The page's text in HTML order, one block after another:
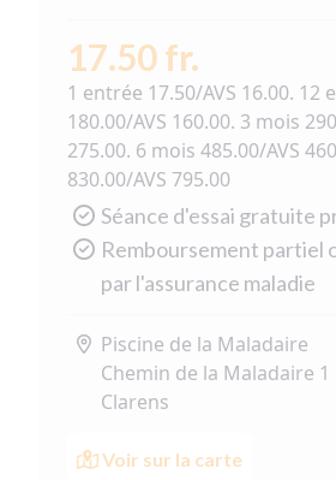
17.50 fr.
1 entrée 17.50/AVS 16.00. 12
180.00/AVS 160.00. 3 mois
275.00. 6 mois 485.00/AVS
830.00/AVS 795.00
Séance d'essai gratuite
Remboursement partiel
par l'assurance maladie
Piscine de la Maladaire
Chemin de la Maladaire 1
Clarens
Voir sur la carte